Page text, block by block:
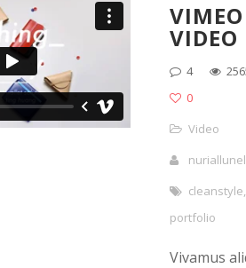
VIMEO
VIDEO
4
0
Video
cleanstyle
portfolio
Vivamus